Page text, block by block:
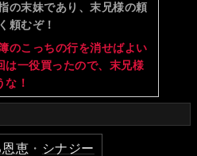
の末妹であり、末兄様の頼
頼むぞ！
のこっちの行を消せばよい
は一役買ったので、末兄様
！
恩恵 ・ シナジー